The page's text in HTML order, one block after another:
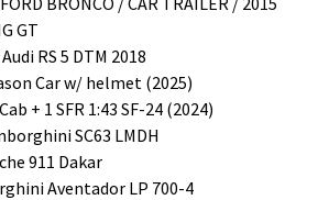
GT
RS 5 DTM 2018
Car w/ helmet (2025)
+ 1 SFR 1:43 SF-24 (2024)
SC63 LMDH
911 Dakar
Aventador LP 700-4